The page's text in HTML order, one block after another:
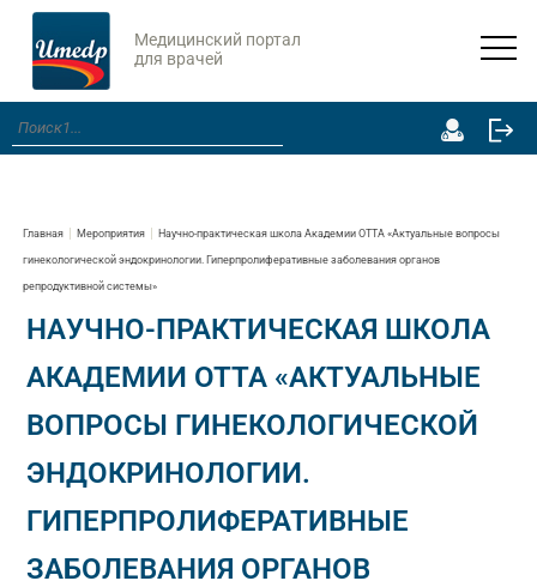
Медицинский портал
для врачей
Главная Мероприятия Научно-практическая школа Академии ОТТА «Актуальные вопросы
гинекологической эндокринологии. Гиперпролиферативные заболевания органов
репродуктивной системы»
НАУЧНО-ПРАКТИЧЕСКАЯ ШКОЛА
АКАДЕМИИ ОТТА «АКТУАЛЬНЫЕ
ВОПРОСЫ ГИНЕКОЛОГИЧЕСКОЙ
ЭНДОКРИНОЛОГИИ.
ГИПЕРПРОЛИФЕРАТИВНЫЕ
ЗАБОЛЕВАНИЯ ОРГАНОВ